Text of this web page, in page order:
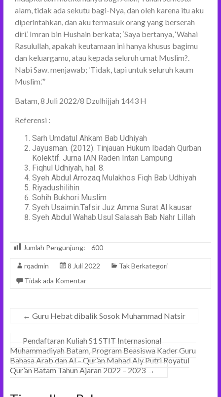
alam, tidak ada sekutu bagi-Nya, dan oleh karena itu aku
diperintahkan, dan aku termasuk orang yang berserah
diri.’ Imran bin Hushain berkata; ‘Saya bertanya, ‘Wahai
Rasulullah, apakah keutamaan ini hanya khusus bagimu
dan keluargamu, atau kepada seluruh umat Muslim?.
Nabi Saw. menjawab; ‘Tidak, tapi untuk seluruh kaum
Muslim.’”
Batam, 8 Juli 2022/8 Dzulhijjah 1443 H
Referensi :
Sarh Umdatul Ahkam Bab Udhiyah
Jayusman. (2012). Tinjauan Hukum Ibadah Qurban
Kolektif. Jurna IAN Raden Intan Lampung
Fiqhul Udhiyah, hal. 8.
Syeh Abdul Arrozaq.Mulakhos Fiqh Bab Udhiyah
Riyadushilihin
Sohih Bukhori Muslim
Syeh Usaimin.Tafsir Juz Amma Surat Al kausar
Syeh Abdul Wahab.Usul Salasah Bab Nahr Lillah
Jumlah Pengunjung: 600
rqadmin 8 Juli 2022
Tak Berkategori
Tidak ada Komentar
← Guru Hebat dibalik Sosok Muhammad Natsir
Pendaftaran Kuliah S1 STIT Internasional
Muhammadiyah Batam, Program Beasiswa Kader Guru
Bahasa Arab dan Al – Qur’an Mahad Aly Putri Royatul
Qur’an Batam Tahun Ajaran 2022 – 2023 →